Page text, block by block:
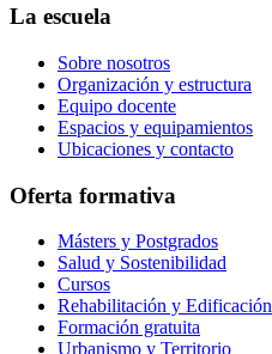
La escuela
Sobre nosotros
Organización y estructura
Equipo docente
Espacios y equipamientos
Ubicaciones y contacto
Oferta formativa
Másters y Postgrados
Salud y Sostenibilidad
Cursos
Rehabilitación y Edificación
Formación gratuita
Urbanismo y Territorio